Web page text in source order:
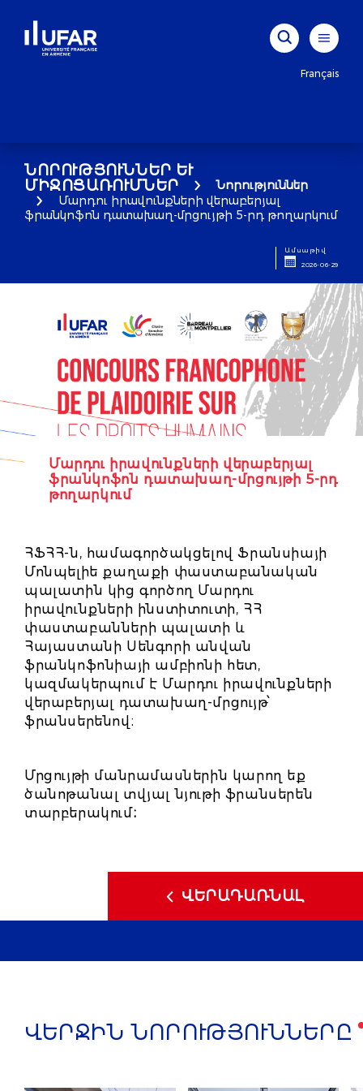
Français
ՆՈՐՈՒԹՅՈՒՆՆԵՐ ԵՒ Մ
ԻՋՈՑԱՌՈՒՄՆԵՐ
Նորություններ
Մարդու իրավունքների վերաբերյալ
ֆրանկոֆոն դատախաղ-մրցույթի 5-րդ թողարկում
Ամսաթիվ
2026-06-29
Մարդու իրավունքների վերաբերյալ
ֆրանկոֆոն դատախաղ-մրցույթի 5-րդ
թողարկում
ՀՖՀՀ-ն, համագործակցելով Ֆրանսիայի
Մոնպելիե քաղաքի փաստաբանական
պալատին կից գործող Մարդու
իրավունքների ինստիտուտի, ՀՀ
փաստաբանների պալատի և
Հայաստանի Սենգորի անվան
ֆրանկոֆոնիայի ամբիոնի հետ,
կազմակերպում է Մարդու իրավունքների
վերաբերյալ դատախաղ-մրցույթ՝
ֆրանսերենով։
Մրցույթի մանրամասներին կարող եք
ծանոթանալ տվյալ նյութի ֆրանսերեն
տարբերակում։
ՎԵՐԱԴԱՌՆԱԼ
ՎԵՐՋԻՆ ՆՈՐՈՒԹՅՈՒՆՆԵՐԸ